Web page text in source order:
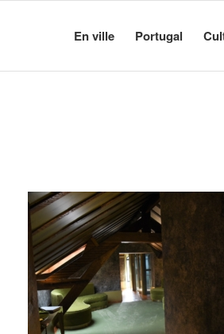
En ville Portugal